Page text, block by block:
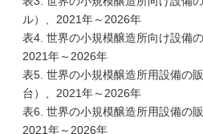
ル）、2021年～2026年
表4. 世界の小規模醸造所向け設備
2021年～2026年
表5. 世界の小規模醸造所用設備の
台）、2021年～2026年
表6. 世界の小規模醸造所用設備の
2021年～2026年